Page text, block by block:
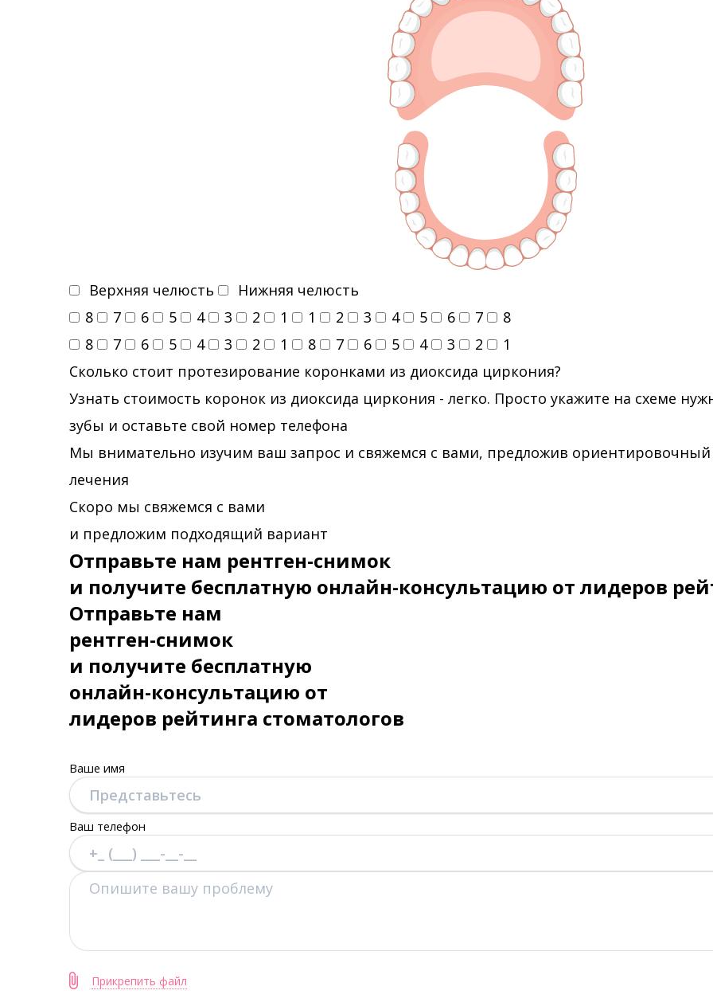
Верхняя челюсть
Нижняя челюсть
8
7 6 5 4 3 2 1 1 2 3 4 5 6 7
8
8
7 6 5 4 3 2 1 8 7 6 5 4 3 2
1
Сколько стоит протезирование коронками из диоксида циркония?
Узнать стоимость коронок из диоксида циркония - легко. Просто укажите на схеме
зубы и оставьте свой номер телефона
Мы внимательно изучим ваш запрос и свяжемся с вами, предложив
лечения
Скоро мы свяжемся с вами
и предложим подходящий вариант
Отправьте нам рентген-снимок
и получите бесплатную онлайн-консультацию от лидеров
Отправьте нам
рентген-снимок
и получите бесплатную
онлайн-консультацию от
лидеров рейтинга стоматологов
Ваше имя
Ваш телефон
Прикрепить файл